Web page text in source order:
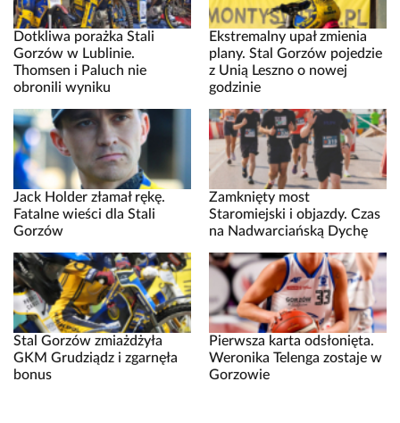
Dotkliwa porażka Stali
Gorzów w Lublinie.
Thomsen i Paluch nie
obronili wyniku
Ekstremalny upał zmienia
plany. Stal Gorzów pojedzie
z Unią Leszno o nowej
godzinie
Jack Holder złamał rękę.
Fatalne wieści dla Stali
Gorzów
Zamknięty most
Staromiejski i objazdy. Czas
na Nadwarciańską Dychę
Stal Gorzów zmiażdżyła
GKM Grudziądz i zgarnęła
bonus
Pierwsza karta odsłonięta.
Weronika Telenga zostaje w
Gorzowie